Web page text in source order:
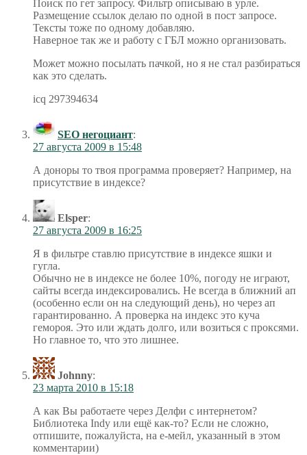
Поиск по гет запросу. Фильтр описываю в урле.
Размещение ссылок делаю по одной в пост запросе.
Тексты тоже по одному добавляю.
Наверное так же и работу с ГБЛ можно организовать.
Может можно посылать пачкой, но я не стал разбираться
как это сделать.
icq 297394634
SEO негоциант:
27 августа 2009 в 15:48
А доноры то твоя программа проверяет? Например, на
присутствие в индексе?
Elsper:
27 августа 2009 в 16:25
Я в фильтре ставлю присутствие в индексе яшки и
гугла.
Обычно не в индексе не более 10%, погоду не играют,
сайты всегда индексировались. Не всегда в ближний ап
(особенно если он на следующий день), но через ап
гарантированно. А проверка на индекс это куча
гемороя. Это или ждать долго, или возиться с проксями.
Но главное то, что это лишнее.
Johnny:
23 марта 2010 в 15:18
А как Вы работаете через Делфи с интернетом?
Библиотека Indy или ещё как-то? Если не сложно,
отпишите, пожалуйста, на е-мейл, указанный в этом
комментарии)